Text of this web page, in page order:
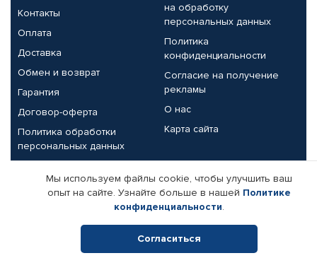
Контакты
Оплата
Доставка
Обмен и возврат
Гарантия
Договор-оферта
Политика обработки
персональных данных
на обработку
персональных данных
Политика
конфиденциальности
Согласие на получение
рекламы
О нас
Карта сайта
Партнерам
Корпоративным клиентам
Поставщикам
Реквизиты компании
Мы используем файлы cookie, чтобы улучшить ваш
опыт на сайте. Узнайте больше в нашей Политике
конфиденциальности.
Согласиться